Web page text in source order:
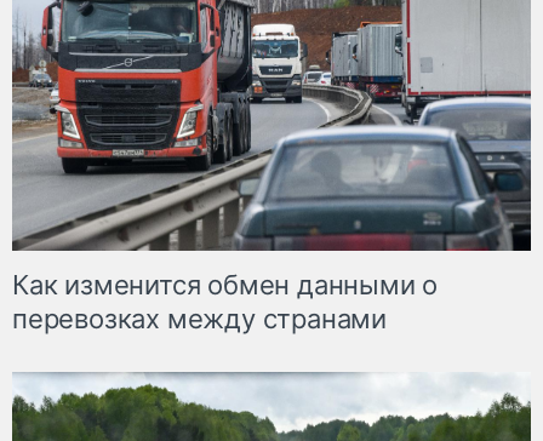
Как изменится обмен данными о
перевозках между странами